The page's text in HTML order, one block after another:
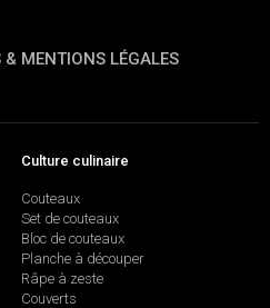
& MENTIONS LÉGALES
Culture culinaire
Couteaux
Set de couteaux
Bloc de couteaux
Planche à découper
Râpe à zeste
Couverts